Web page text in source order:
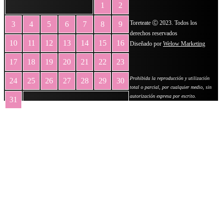
1 2
3 4 5 6 7 8 9
10 11 12 13 14 15 16
17 18 19 20 21 22 23
24 25 26 27 28 29 30
31
Toreteate Ⓒ 2023. Todos los
derechos reservados
Diseñado por Welow Marketing
Prohibida la reproducción y utilización
total o parcial, por cualquier medio, sin
autorización expresa por escrito.